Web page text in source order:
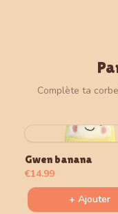
Complète ta
Gwen banana
€14.99
+ Ajouter